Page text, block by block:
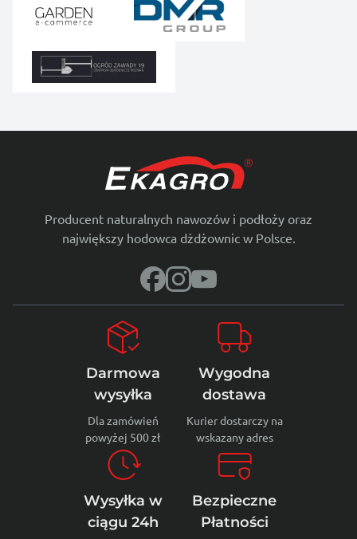
Producent naturalnych nawozów i podłoży oraz
największy hodowca dżdżownic w Polsce.
Darmowa
wysyłka
Dla zamówień
powyżej 500 zł
Wygodna
dostawa
Kurier dostarczy na
wskazany adres
Wysyłka w
ciągu 24h
Bezpieczne
Płatności